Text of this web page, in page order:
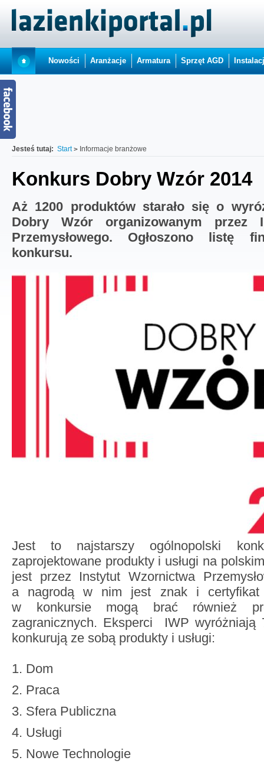
Nowości Aranżacje Armatura Sprzęt AGD
Jesteś tutaj: Start Informacje branżowe
Konkurs Dobry Wzór 2014
Aż 1200 produktów starało się o
Dobry Wzór organizowanym przez
Przemysłowego. Ogłoszono listę
konkursu.
Jest to najstarszy ogólnopolski
zaprojektowane produkty i usługi na
jest przez Instytut Wzornictwa
a nagrodą w nim jest znak i certyfikat
w konkursie mogą brać również
zagranicznych. Eksperci IWP wyróżniają
konkurują ze sobą produkty i usługi:
Dom
Praca
Sfera Publiczna
Usługi
Nowe Technologie